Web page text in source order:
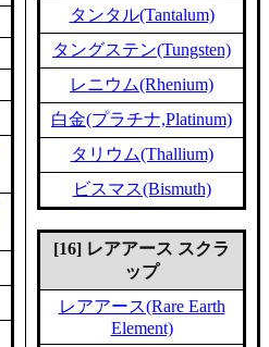
タンタル(Tantalum)
タングステン(Tungsten)
レニウム(Rhenium)
白金(プラチナ,Platinum)
タリウム(Thallium)
ビスマス(Bismuth)
[16] レアアース スクラ
ップ
レアアース(Rare Earth
Element)